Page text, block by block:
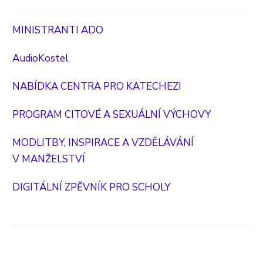
MINISTRANTI ADO
AudioKostel
NABÍDKA CENTRA PRO KATECHEZI
PROGRAM CITOVÉ A SEXUÁLNÍ VÝCHOVY
MODLITBY, INSPIRACE A VZDĚLÁVÁNÍ
V MANŽELSTVÍ
DIGITÁLNÍ ZPĚVNÍK PRO SCHOLY